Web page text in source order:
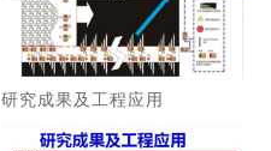
研究成果及工程应用